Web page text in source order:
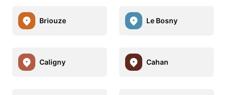
Briouze Le Bosny
Caligny Cahan